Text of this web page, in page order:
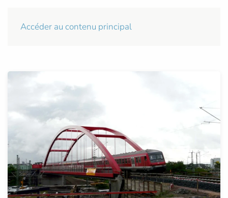
Accéder au contenu principal